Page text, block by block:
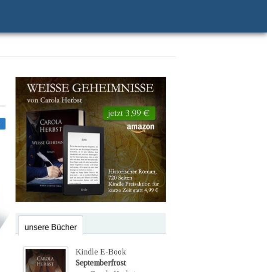
unsere Bücher
Kindle E-Book
Septemberfrost